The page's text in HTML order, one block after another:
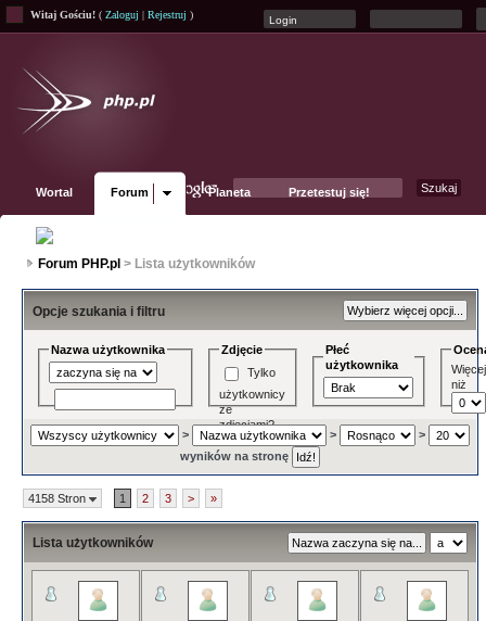
Witaj Gościu! ( Zaloguj | Rejestruj )
Wortal Forum Planeta Przetestuj się!
Forum PHP.pl > Lista użytkowników
Opcje szukania i filtru
Nazwa użytkownika
Zdjęcie
Tylko
użytkownicy
ze
zdjęciami?
Płeć
użytkownika
Więcej
niż
> >
>
wyników na stronę
4158 Stron 1 2 3 > »
Lista użytkowników